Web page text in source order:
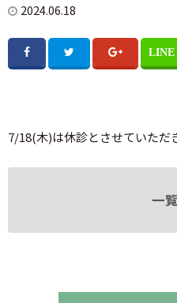
2024.06.18
7/18(木)は休診とさせていただ
一